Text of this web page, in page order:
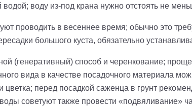
водой; воду из-под крана нужно отстоять не
проводить в весеннее время; обычно это
большого куста, обязательно
(генеративный) способ и черенкование;
вида в качестве посадочного материала
цветка; перед посадкой саженца в грунт
советуют также провести «подвяливание»